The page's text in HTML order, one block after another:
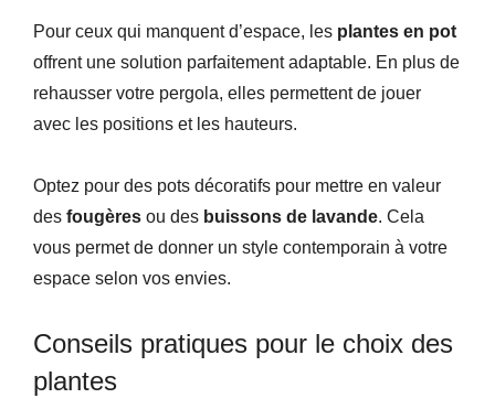
Pour ceux qui manquent d’espace, les plantes en pot
offrent une solution parfaitement adaptable. En plus de
rehausser votre pergola, elles permettent de jouer
avec les positions et les hauteurs.
Optez pour des pots décoratifs pour mettre en valeur
des fougères ou des buissons de lavande. Cela
vous permet de donner un style contemporain à votre
espace selon vos envies.
Conseils pratiques pour le choix des
plantes